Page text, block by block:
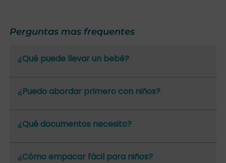
Perguntas mas frequentes
¿Qué puede llevar un bebé?
¿Puedo abordar primero con niños?
¿Qué documentos necesito?
¿Cómo empacar fácil para niños?